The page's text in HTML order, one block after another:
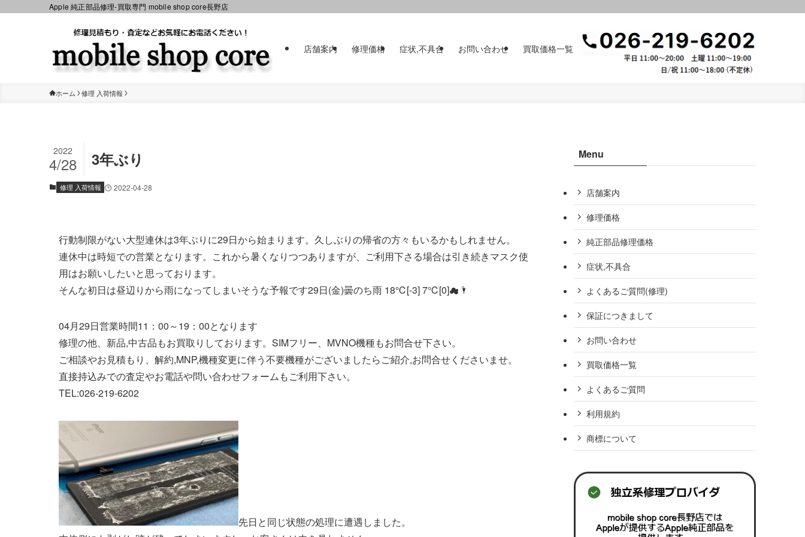
Apple 純正部品修理-買取専門 mobile shop core長野店
店舗案内 修理価格 症状,不具合 お問い合わせ 買取価格一覧
ホーム 修理 入荷情報
3年ぶり
2022
4/28
修理 入荷情報 2022-04-28
行動制限がない大型連休は3年ぶりに29日から始まります。久しぶりの帰省の方々もいるかもしれません。
連休中は時短での営業となります。これから暑くなりつつありますが、ご利用下さる場合は引き続きマスク使
用はお願いしたいと思っております。
そんな初日は昼辺りから雨になってしまいそうな予報です29日(金)曇のち雨 18℃[-3] 7℃[0]☁🌂
04月29日営業時間11：00～19：00となります
修理の他、新品,中古品もお買取りしております。SIMフリー、MVNO機種もお問合せ下さい。
ご相談やお見積もり、解約,MNP,機種変更に伴う不要機種がございましたらご紹介,お問合せくださいませ。
直接持込みでの査定やお電話や問い合わせフォームもご利用下さい。
TEL:026-219-6202
先日と同じ状態の処理に遭遇しました。
Menu
店舗案内
修理価格
純正部品修理価格
症状,不具合
よくあるご質問(修理)
保証につきまして
お問い合わせ
買取価格一覧
よくあるご質問
利用規約
商標について